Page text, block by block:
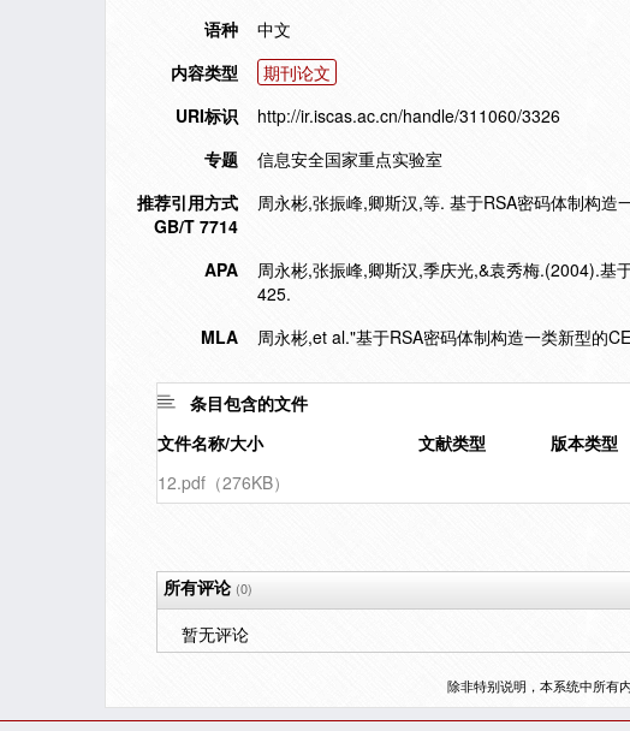
语种
中文
内容类型
期刊论文
URI标识
http://ir.iscas.ac.cn/handle/311060/3326
专题
信息安全国家重点实验室
推荐引用方式
GB/T 7714
周永彬,张振峰,卿斯汉,等. 基于RSA密码体制构
APA 周永彬,张振峰,卿斯汉,季庆光,&袁秀梅.(2004).基
425.
MLA
周永彬,et al."基于RSA密码体制构造一类新型的
条目包含的文件
文件名称/大小
文献类型 版本类型
12.pdf（276KB）
所有评论(0)
暂无评论
除非特别说明，本系统中所有